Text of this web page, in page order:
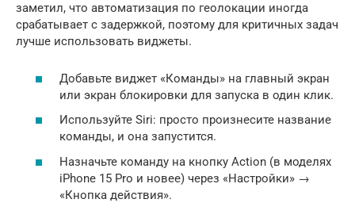
заметил, что автоматизация по геолокации иногда
срабатывает с задержкой, поэтому для критичных задач
лучше использовать виджеты.
Добавьте виджет «Команды» на главный экран
или экран блокировки для запуска в один клик.
Используйте Siri: просто произнесите название
команды, и она запустится.
Назначьте команду на кнопку Action (в моделях
iPhone 15 Pro и новее) через «Настройки» →
«Кнопка действия».